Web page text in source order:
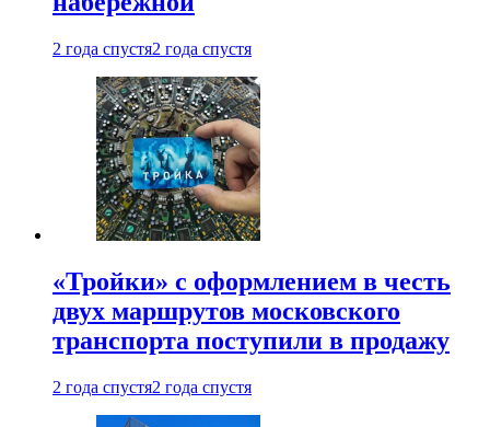
2 года спустя2 года спустя
«Тройки» с оформлением в честь
двух маршрутов московского
транспорта поступили в продажу
2 года спустя2 года спустя